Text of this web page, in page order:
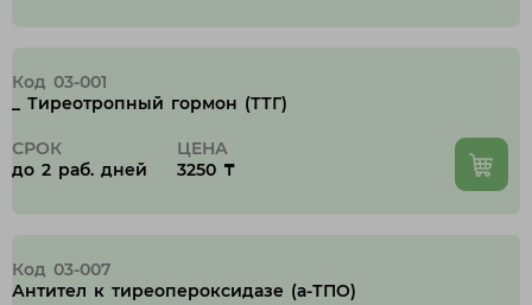
Код 03-001
_ Тиреотропный гормон (ТТГ)
СРОК
до 2 раб. дней
ЦЕНА
3250 ₸
Код 03-007
Антител к тиреопероксидазе (а-ТПО)
Ч
Чунджа
Шахтинск
Шымкент